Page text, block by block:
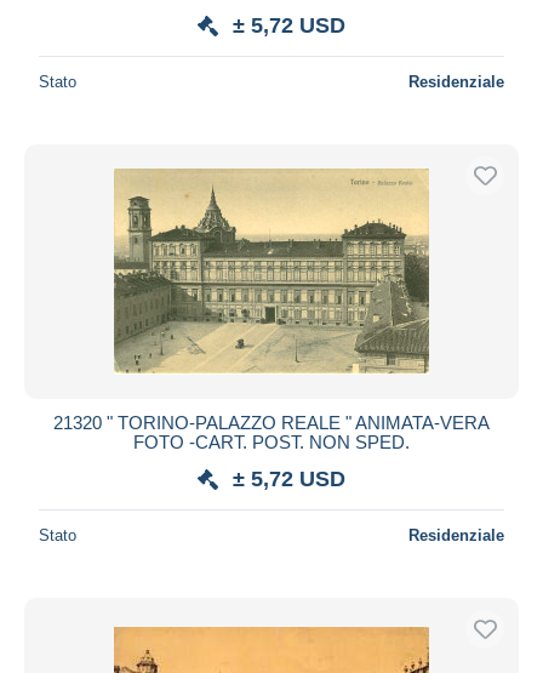
± 5,72 USD
Stato Residenziale
21320 " TORINO-PALAZZO REALE " ANIMATA-VERA
FOTO -CART. POST. NON SPED.
± 5,72 USD
Stato Residenziale